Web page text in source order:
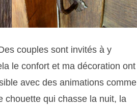
couples sont invités à y
le confort et ma décoration ont
avec des animations comme
chouette qui chasse la nuit, la